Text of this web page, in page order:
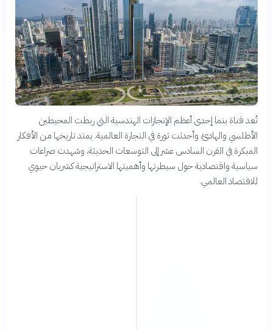
تُعد قناة بنما إحدى أعظم الإنجازات الهندسية التي ربطت المحيطين
الأطلسي والهادئ، وأحدثت ثورة في التجارة العالمية. يمتد تاريخها من الأفكار
المبكرة في القرن السادس عشر إلى التوسعات الحديثة، وشهدت صراعات
سياسية واقتصادية حول سيطرتها وأهميتها الاستراتيجية كشريان حيوي
للاقتصاد العالمي.